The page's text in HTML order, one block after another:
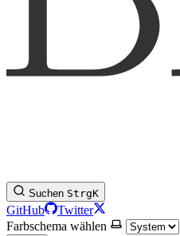
Suchen StrgK
GitHub
Twitter
Farbschema wählen